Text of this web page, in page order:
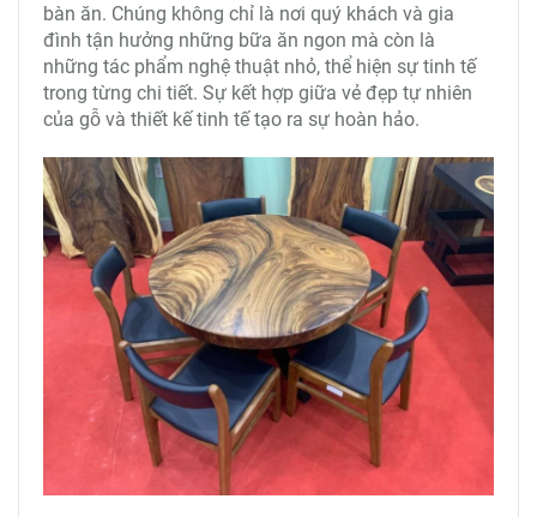
bàn ăn. Chúng không chỉ là nơi quý khách và gia
đình tận hưởng những bữa ăn ngon mà còn là
những tác phẩm nghệ thuật nhỏ, thể hiện sự tinh tế
trong từng chi tiết. Sự kết hợp giữa vẻ đẹp tự nhiên
của gỗ và thiết kế tinh tế tạo ra sự hoàn hảo.